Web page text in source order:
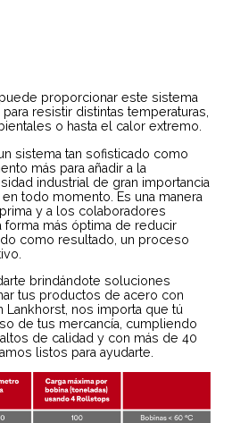
proporcionar este sistema
resistir distintas temperaturas,
o hasta el calor extremo.
sistema tan sofisticado como
más para añadir a la
industrial de gran importancia
todo momento. Es una manera
y a los colaboradores
más óptima de reducir
como resultado, un proceso
brindándote soluciones
tus productos de acero con
Lankhorst, nos importa que tú
de tus mercancía, cumpliendo
de calidad y con más de 40
listos para ayudarte.